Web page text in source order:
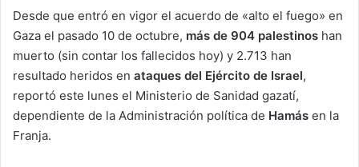
Desde que entró en vigor el acuerdo de «alto el fuego» en
Gaza el pasado 10 de octubre, más de 904 palestinos han
muerto (sin contar los fallecidos hoy) y 2.713 han
resultado heridos en ataques del Ejército de Israel,
reportó este lunes el Ministerio de Sanidad gazatí,
dependiente de la Administración política de Hamás en la
Franja.